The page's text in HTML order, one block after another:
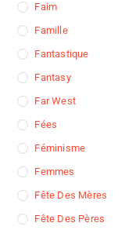
Faim
Famille
Fantastique
Fantasy
Far West
Fées
Féminisme
Femmes
Fête Des Mères
Fête Des Pères